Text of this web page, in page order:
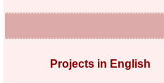
Projects in English